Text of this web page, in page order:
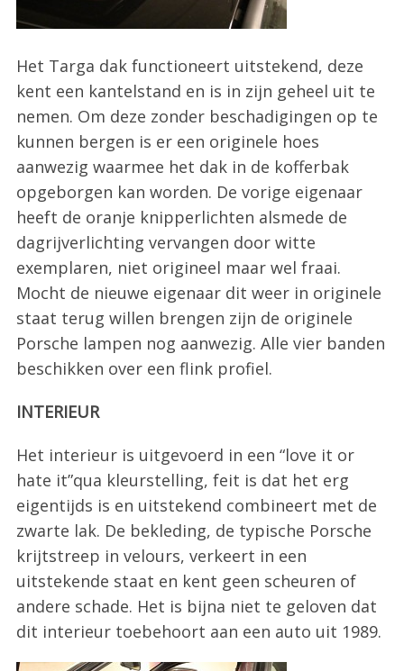
Het Targa dak functioneert uitstekend, deze
kent een kantelstand en is in zijn geheel uit te
nemen. Om deze zonder beschadigingen op te
kunnen bergen is er een originele hoes
aanwezig waarmee het dak in de kofferbak
opgeborgen kan worden. De vorige eigenaar
heeft de oranje knipperlichten alsmede de
dagrijverlichting vervangen door witte
exemplaren, niet origineel maar wel fraai.
Mocht de nieuwe eigenaar dit weer in originele
staat terug willen brengen zijn de originele
Porsche lampen nog aanwezig. Alle vier banden
beschikken over een flink profiel.
INTERIEUR
Het interieur is uitgevoerd in een “love it or
hate it”qua kleurstelling, feit is dat het erg
eigentijds is en uitstekend combineert met de
zwarte lak. De bekleding, de typische Porsche
krijtstreep in velours, verkeert in een
uitstekende staat en kent geen scheuren of
andere schade. Het is bijna niet te geloven dat
dit interieur toebehoort aan een auto uit 1989.